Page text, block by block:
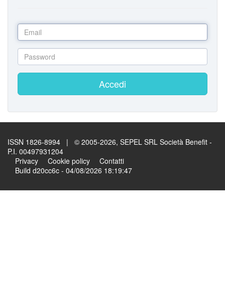
Accedi
ISSN 1826-8994 | © 2005-2026, SEPEL SRL Società Benefit -
P.I. 00497931204
Privacy
Cookie policy
Contatti
Build d20cc6c - 04/08/2026 18:19:47